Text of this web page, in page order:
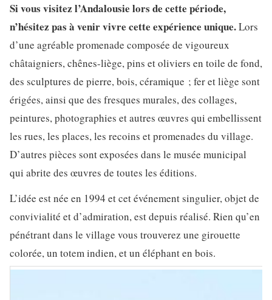
Si vous visitez l’Andalousie lors de cette période,
n’hésitez pas à venir vivre cette expérience unique.Lors
d’une agréable promenade composée de vigoureux
châtaigniers, chênes-liège, pins et oliviers en toile de fond,
des sculptures de pierre, bois, céramique ; fer et liège sont
érigées, ainsi que des fresques murales, des collages,
peintures, photographies et autres œuvres qui embellissent
les rues, les places, les recoins et promenades du village.
D’autres pièces sont exposées dans le musée municipal
qui abrite des œuvres de toutes les éditions.
L’idée est née en 1994 et cet événement singulier, objet de
convivialité et d’admiration, est depuis réalisé. Rien qu’en
pénétrant dans le village vous trouverez une girouette
colorée, un totem indien, et un éléphant en bois.